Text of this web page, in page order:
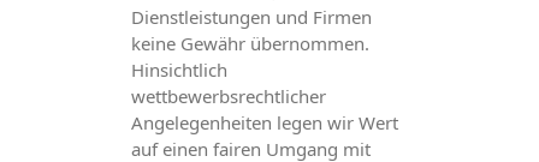
Dienstleistungen und Firmen
keine Gewähr übernommen.
Hinsichtlich
wettbewerbsrechtlicher
Angelegenheiten legen wir Wert
auf einen fairen Umgang mit